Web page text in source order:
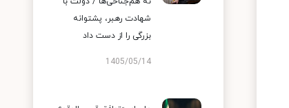
شهادت رهبر، پشتوانه
بزرگی را از دست داد
1405/05/14